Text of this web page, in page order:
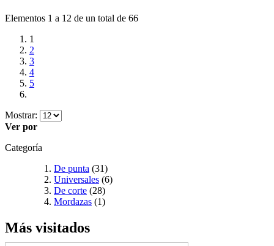
Elementos 1 a 12 de un total de 66
1
2
3
4
5
Mostrar:
Ver por
Categoría
De punta (31)
Universales (6)
De corte (28)
Mordazas (1)
Más visitados